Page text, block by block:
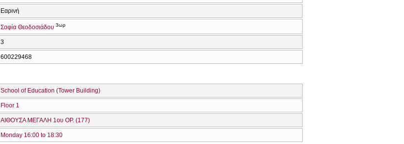
Εαρινή
Σοφία Θεοδοσιάδου 3ωρ
3
600229468
School of Education (Tower Building)
Floor 1
ΑΙΘΟΥΣΑ ΜΕΓΑΛΗ 1ου ΟΡ. (177)
Monday 16:00 to 18:30